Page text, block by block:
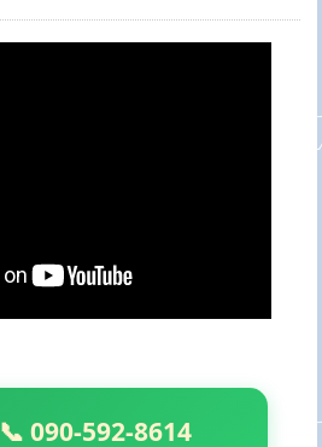
📞 090-592-8614